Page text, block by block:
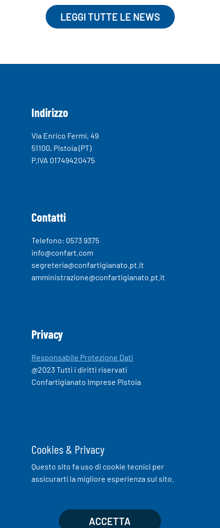
LEGGI TUTTE LE NEWS
Indirizzo
Via Enrico Fermi, 49
51100, Pistoia (PT)
P.IVA 01749420475
Contatti
Telefono: 0573 9375
info@confart.com
segreteria@confartigianato.pt.it
amministrazione@confartigianato.pt.it
Privacy
Responsabile Protezione Dati
@2023 Tutti i diritti riservati
Confartigianato Imprese Pistoia
Cookies & Privacy
Questo sito fa uso di cookie tecnici per
assicurarti la migliore esperienza sul sito.
ACCETTA